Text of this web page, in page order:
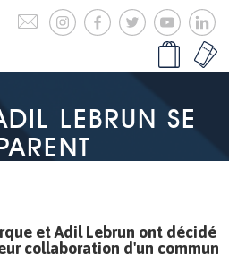
LEBRUN SE
et Adil Lebrun ont décidé
collaboration d'un commun